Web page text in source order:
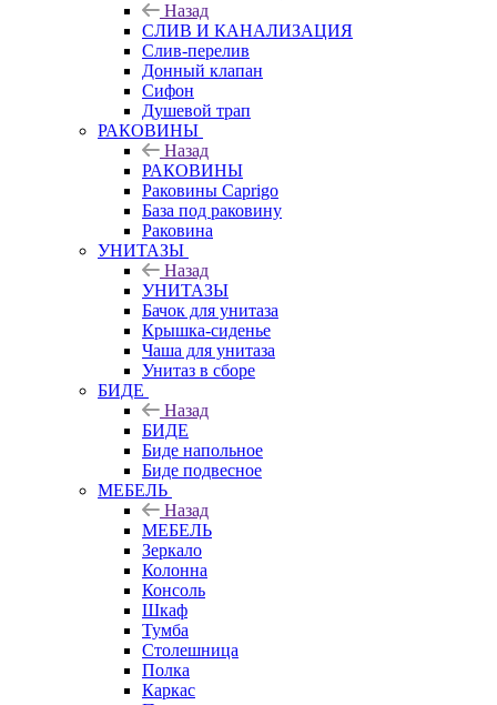
Назад
СЛИВ И КАНАЛИЗАЦИЯ
Слив-перелив
Донный клапан
Сифон
Душевой трап
РАКОВИНЫ
Назад
РАКОВИНЫ
Раковины Caprigo
База под раковину
Раковина
УНИТАЗЫ
Назад
УНИТАЗЫ
Бачок для унитаза
Крышка-сиденье
Чаша для унитаза
Унитаз в сборе
БИДЕ
Назад
БИДЕ
Биде напольное
Биде подвесное
МЕБЕЛЬ
Назад
МЕБЕЛЬ
Зеркало
Колонна
Консоль
Шкаф
Тумба
Столешница
Полка
Каркас